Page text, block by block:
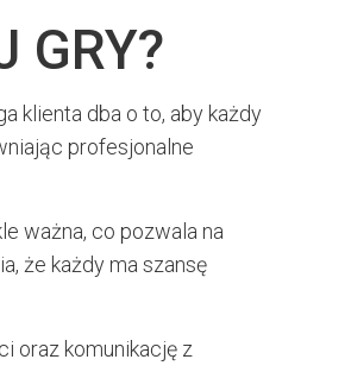
GRY?
klienta dba o to, aby każdy
profesjonalne
ważna, co pozwala na
że każdy ma szansę
oraz komunikację z